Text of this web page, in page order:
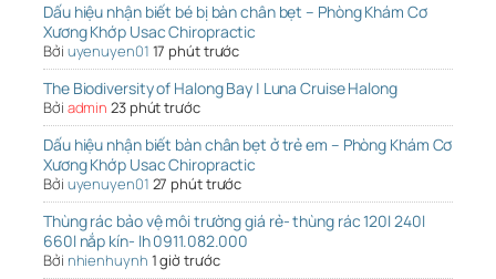
Dấu hiệu nhận biết bé bị bàn chân bẹt – Phòng Khám Cơ
Xương Khớp Usac Chiropractic
Bởi uyenuyen01 17 phút trước
The Biodiversity of Halong Bay | Luna Cruise Halong
Bởi admin 23 phút trước
Dấu hiệu nhận biết bàn chân bẹt ở trẻ em – Phòng Khám Cơ
Xương Khớp Usac Chiropractic
Bởi uyenuyen01 27 phút trước
Thùng rác bảo vệ môi trường giá rẻ- thùng rác 120l 240l
660l nắp kín- lh 0911.082.000
Bởi nhienhuynh 1 giờ trước